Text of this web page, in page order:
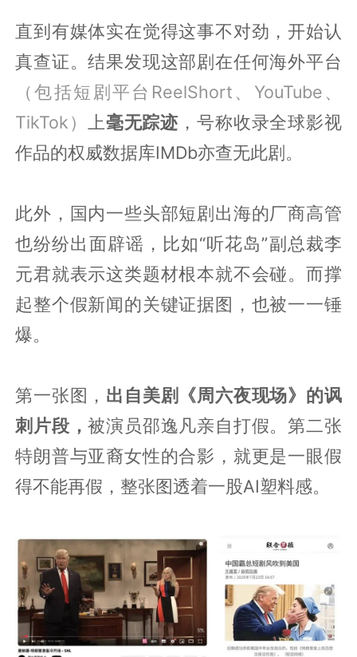
直到有媒体实在觉得这事不对劲，开始认
真查证。结果发现这部剧在任何海外平台
（包括短剧平台ReelShort、YouTube、
TikTok）
上毫无踪迹 ，号称收录全球影视
作品的权威数据库IMDb亦查无此剧。
此外，国内一些头部短剧出海的厂商高管
也纷纷出面辟谣，比如“听花岛”副总裁李
元君就表示这类题材根本就不会碰。而撑
起整个假新闻的关键证据图，也被一一锤
爆。
第一张图， 出自美剧《周六夜现场》的讽
刺片段，被演员邵逸凡亲自打假。第二张
特朗普与亚裔女性的合影，就更是一眼假
得不能再假，整张图透着一股AI塑料感。